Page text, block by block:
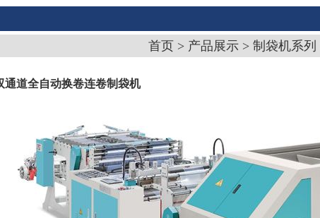
首页 > 产品展示 > 制袋机系列
通道全自动换卷连卷制袋机